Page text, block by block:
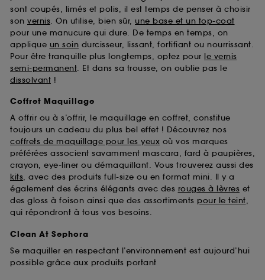
sont coupés, limés et polis, il est temps de penser à choisir
son vernis. On utilise, bien sûr, une base et un top-coat
pour une manucure qui dure. De temps en temps, on
applique un soin durcisseur, lissant, fortifiant ou nourrissant.
Pour être tranquille plus longtemps, optez pour le vernis
semi-permanent. Et dans sa trousse, on oublie pas le
dissolvant !
Coffret Maquillage
A offrir ou à s’offrir, le maquillage en coffret, constitue
toujours un cadeau du plus bel effet ! Découvrez nos
coffrets de maquillage pour les yeux où vos marques
préférées associent savamment mascara, fard à paupières,
crayon, eye-liner ou démaquillant. Vous trouverez aussi des
kits, avec des produits full-size ou en format mini. Il y a
également des écrins élégants avec des rouges à lèvres et
des gloss à foison ainsi que des assortiments pour le teint,
qui répondront à tous vos besoins.
Clean At Sephora
Se maquiller en respectant l’environnement est aujourd’hui
possible grâce aux produits portant